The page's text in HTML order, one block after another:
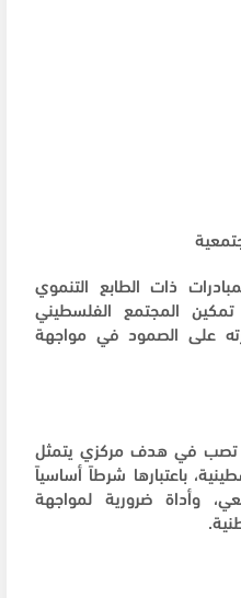
ذات الطابع التنموي
المجتمع الفلسطيني
على الصمود في مواجهة
تصب في هدف مركزي يتمثل
باعتبارها شرطاً أساسياً
وأداة ضرورية لمواجهة